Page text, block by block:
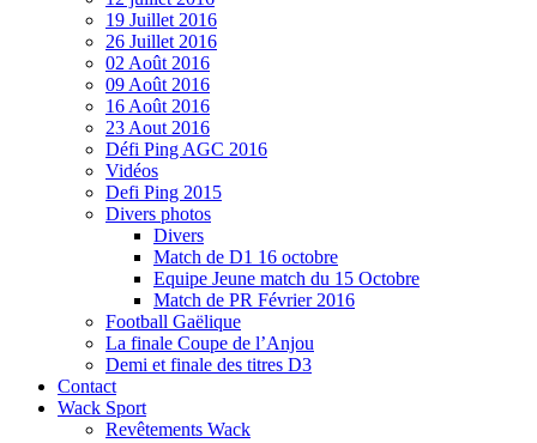
19 Juillet 2016
26 Juillet 2016
02 Août 2016
09 Août 2016
16 Août 2016
23 Aout 2016
Défi Ping AGC 2016
Vidéos
Defi Ping 2015
Divers photos
Divers
Match de D1 16 octobre
Equipe Jeune match du 15 Octobre
Match de PR Février 2016
Football Gaëlique
La finale Coupe de l’Anjou
Demi et finale des titres D3
Contact
Wack Sport
Revêtements Wack